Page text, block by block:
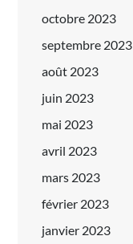
octobre 2023
septembre 2023
août 2023
juin 2023
mai 2023
avril 2023
mars 2023
février 2023
janvier 2023